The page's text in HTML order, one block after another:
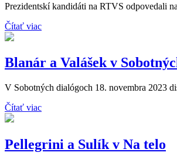
Prezidentskí kandidáti na RTVS odpovedali
Čítať viac
Blanár a Valášek v
V Sobotných dialógoch 18. novembra 2023
Čítať viac
Pellegrini a Sulík v Na telo